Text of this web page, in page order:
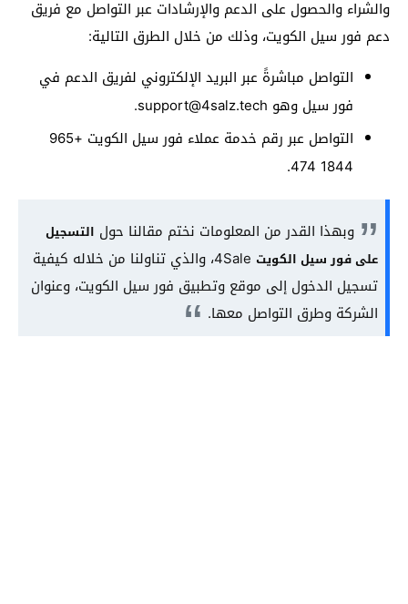
والشراء والحصول على الدعم والإرشادات عبر التواصل مع فريق
دعم فور سيل الكويت، وذلك من خلال الطرق التالية:
التواصل مباشرةً عبر البريد الإلكتروني لفريق الدعم في
فور سيل وهو support@4salz.tech
.
التواصل عبر رقم خدمة عملاء فور سيل الكويت +965
1844 474.
وبهذا القدر من المعلومات نختم مقالنا حول التسجيل
على فور سيل الكويت
4Sale، والذي تناولنا من خلاله كيفية
تسجيل الدخول إلى موقع وتطبيق فور سيل الكويت، وعنوان
الشركة وطرق التواصل معها.